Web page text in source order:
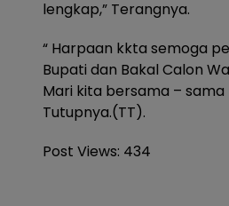
lengkap,” Terangnya.
“ Harpaan kkta semoga
Bupati dan Bakal Calon
Mari kita bersama –
Tutupnya.(TT).
Post Views: 434